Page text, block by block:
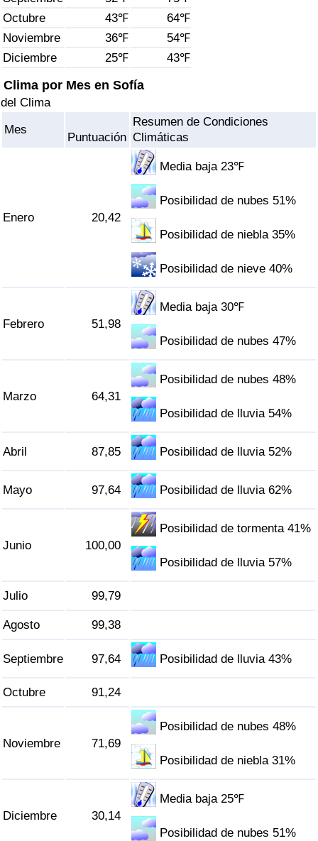
Octubre
43℉
64℉
Noviembre
36℉
54℉
Diciembre
25℉ 43℉
Clima por Mes en Sofía
del Clima
Mes
Puntuación
Resumen de Condiciones
Climáticas
Enero 20,42
Media baja 23℉
Posibilidad de nubes 51%
Posibilidad de niebla 35%
Posibilidad de nieve 40%
Febrero 51,98
Media baja 30℉
Posibilidad de nubes 47%
Marzo 64,31
Posibilidad de nubes 48%
Posibilidad de lluvia 54%
Abril 87,85 Posibilidad de lluvia 52%
Mayo 97,64 Posibilidad de lluvia 62%
Junio 100,00
Posibilidad de tormenta 41%
Posibilidad de lluvia 57%
Julio 99,79
Agosto 99,38
Septiembre 97,64 Posibilidad de lluvia 43%
Octubre 91,24
Noviembre 71,69
Posibilidad de nubes 48%
Posibilidad de niebla 31%
Diciembre 30,14
Media baja 25℉
Posibilidad de nubes 51%
Índice de criminalidad por país
Sanidad
Índice de Sanidad (Actual)
Índice de Sanidad por País
Índice de Contaminación (Actual)
Índice de contaminación
Índice de Contaminación por País
Tráfico
Índice de Tráfico (Actual)
Índice de Tráfico por País